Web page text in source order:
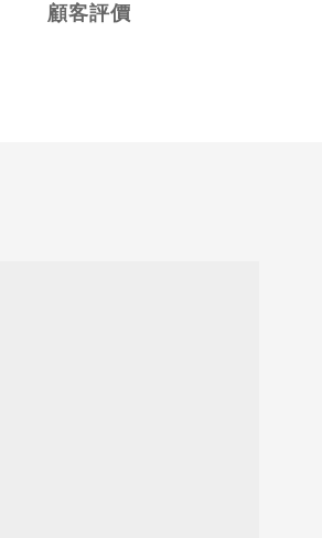
顧客評價